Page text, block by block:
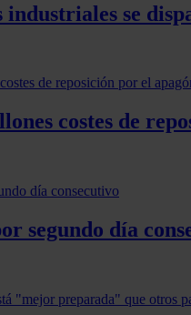
se
costes de
segundo día